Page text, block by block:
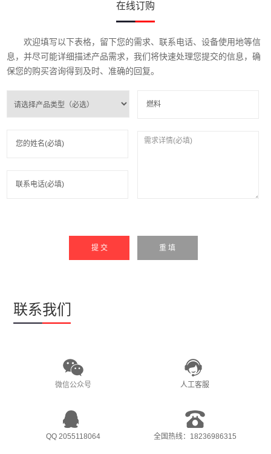
在线订购
欢迎填写以下表格，留下您的需求、联系电话、设备使用地等信
息，并尽可能详细描述产品需求，我们将快速处理您提交的信息，确
保您的购买咨询得到及时、准确的回复。
提 交 重 填
联系我们
微信公众号 人工客服
QQ 2055118064 全国热线：18236986315